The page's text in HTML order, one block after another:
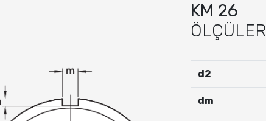
KM 26
ÖLÇÜLER
d2
dm